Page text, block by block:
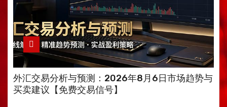
外汇交易分析与预测：2026年8月6日市场趋势与
买卖建议【免费交易信号】